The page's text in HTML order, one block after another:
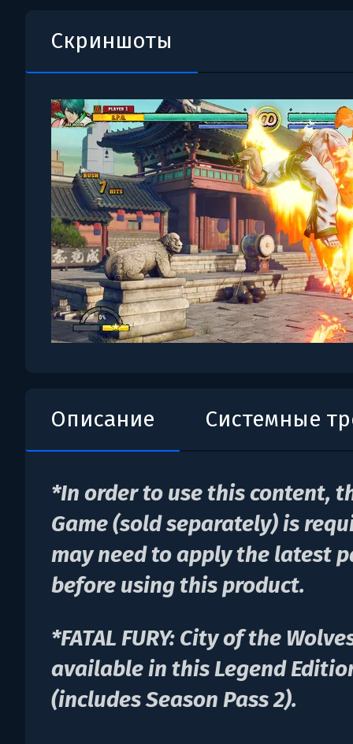
Скриншоты
Описание Системные
*In order to use this content,
Game (sold separately) is
may need to apply the latest
before using this product.
*FATAL FURY: City of the
available in this Legend
(includes Season Pass 2).